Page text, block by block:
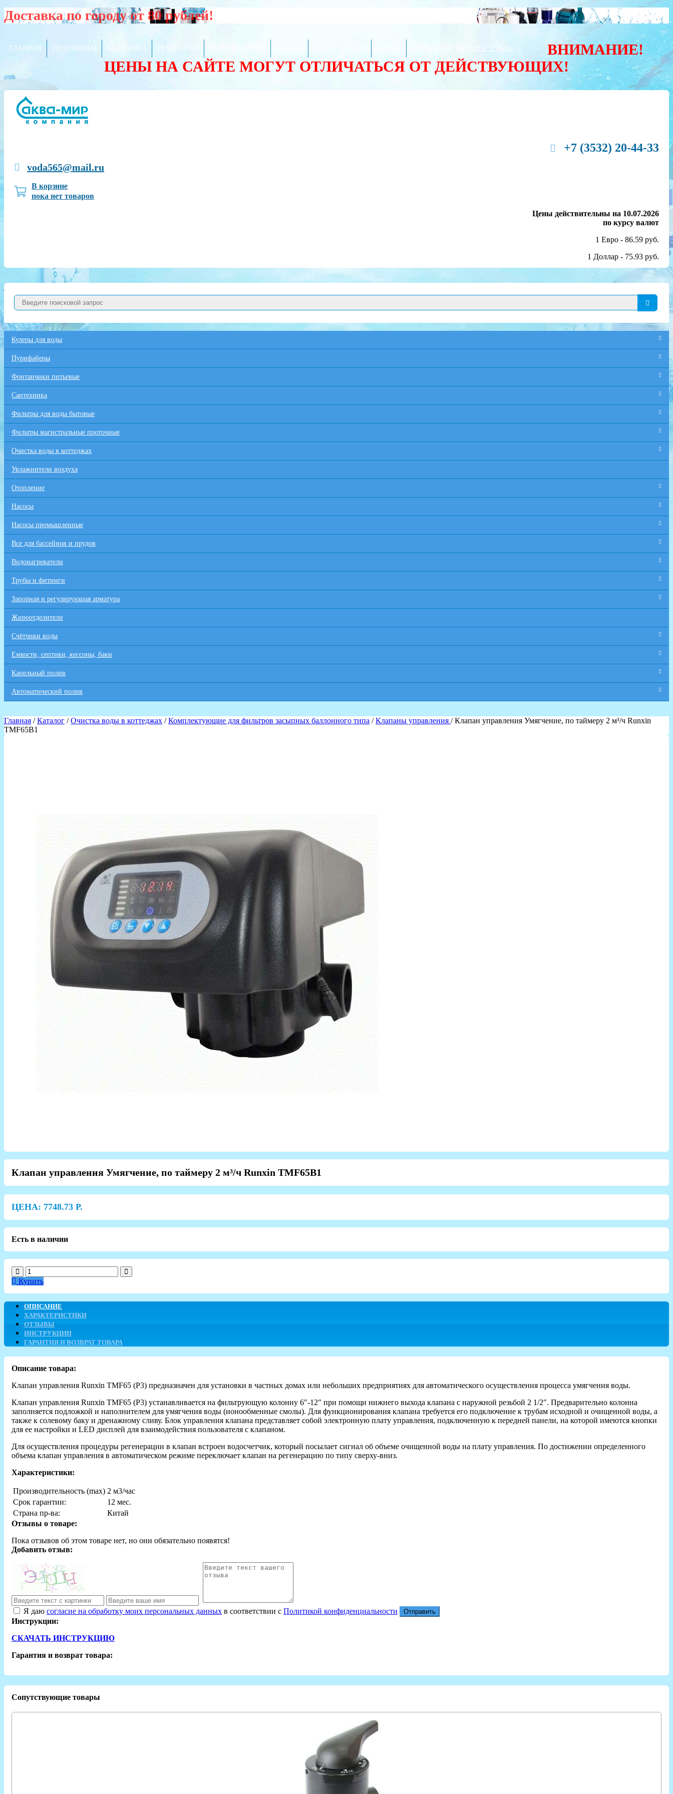
Доставка по городу от 80 рублей!
ГЛАВНАЯ ОПТОВИКАМ РАССРОЧКА РЕКВИЗИТЫ ВАЛЮТА: РУБЛЬ
ВНИМАНИЕ!
ЦЕНЫ НА САЙТЕ МОГУТ ОТЛИЧАТЬСЯ ОТ ДЕЙСТВУЮЩИХ!
+7 (3532) 20-44-33
voda565@mail.ru
В корзине
пока нет товаров
Цены действительны на 10.07.2026
по курсу валют
1 Евро - 86.59 руб.
1 Доллар - 75.93 руб.
Кулеры для воды
Пурифайеры
Фонтанчики питьевые
Сантехника
Фильтры для воды бытовые
Фильтры магистральные проточные
Очистка воды в коттеджах
Увлажнители воздуха
Отопление
Насосы
Насосы промышленные
Все для бaссейнов и прудов
Водонагреватели
Трубы и фитинги
Запорная и регулирующая арматура
Жироотделители
Счётчики воды
Емкости, септики, кессоны, баки
Капельный полив
Автоматический полив
Главная /Каталог /Очистка воды в коттеджах /Комплектующие для фильтров засыпных баллонного типа /Клапаны управления / Клапан управления Умягчение, по таймеру 2 м³/ч Runxin
TMF65B1
Клапан управления Умягчение, по таймеру 2 м³/ч Runxin TMF65B1
ЦЕНА: 7748.73 Р.
Есть в наличии
Купить
ОПИСАНИЕ
ХАРАКТЕРИСТИКИ
ОТЗЫВЫ
ИНСТРУКЦИИ
ГАРАНТИЯ И ВОЗВРАТ ТОВАРА
Описание товара:
Клапан управления Runxin TMF65 (P3) предназначен для установки в частных домах или небольших предприятиях для автоматического осуществления процесса умягчения воды.
Клапан управления Runxin TMF65 (P3) устанавливается на фильтрующую колонну 6″-12″ при помощи нижнего выхода клапана с наружной резьбой 2 1/2″. Предварительно колонна
заполняется подложкой и наполнителем для умягчения воды (ионообменные смолы). Для функционирования клапана требуется его подключение к трубам исходной и очищенной воды, а
также к солевому баку и дренажному сливу. Блок управления клапана представляет собой электронную плату управления, подключенную к передней панели, на которой имеются кнопки
для ее настройки и LED дисплей для взаимодействия пользователя с клапаном.
Для осуществления процедуры регенерации в клапан встроен водосчетчик, который посылает сигнал об объеме очищенной воды на плату управления. По достижении определенного
объема клапан управления в автоматическом режиме переключает клапан на регенерацию по типу сверху-вниз.
Характеристики:
Производительность (max) 2 м3/час
Срок гарантии:
12 мес.
Страна пр-ва:
Китай
Отзывы о товаре:
Пока отзывов об этом товаре нет, но они обязательно появятся!
Добавить отзыв:
Я даю согласие на обработку моих персональных данных в соответствии с Политикой конфиденциальности Отправить
Инструкции:
СКАЧАТЬ ИНСТРУКЦИЮ
Гарантия и возврат товара:
Сопутствующие товары